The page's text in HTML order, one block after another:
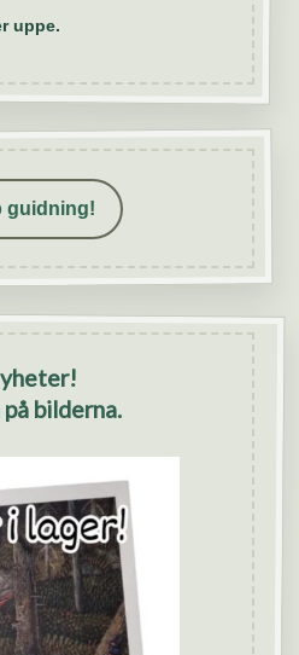
uppe.
guidning!
bilderna.